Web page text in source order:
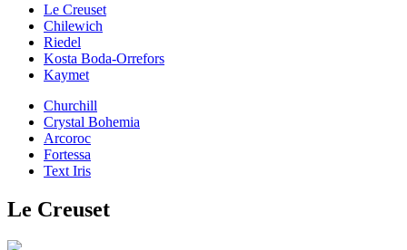
Le Creuset
Chilewich
Riedel
Kosta Boda-Orrefors
Kaymet
Churchill
Crystal Bohemia
Arcoroc
Fortessa
Text Iris
Le Creuset